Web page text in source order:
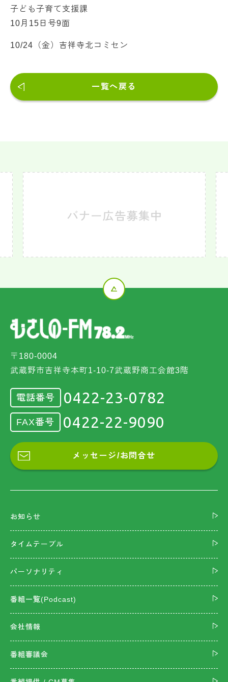
子ども子育て支援課
10月15日号9面
10/24（金）吉祥寺北コミセン
一覧へ戻る
〒180-0004
武蔵野市吉祥寺本町1-10-7武蔵野商工会館3階
電話番号 0422-23-0782
FAX番号 0422-22-9090
メッセージ/お問合せ
お知らせ
タイムテーブル
パーソナリティ
番組一覧(Podcast)
会社情報
番組審議会